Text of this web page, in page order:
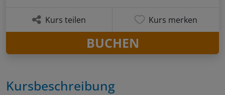
Kursbeschreibung
Kurs teilen Kurs merken
BUCHEN